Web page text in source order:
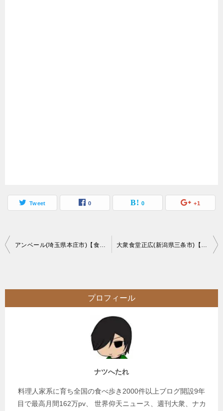
Tweet 0 0 +1
投
ビ
ゲ
アンベール(埼玉県本庄市)【食べ放題】インドカレーの土日ランチバイキング【大食い】 大衆食堂正広(新潟県三条市)【ご当地グルメ】新潟5大ラーメンの一つ三条カレーラーメンの有名店【大食い連食】
プロフィール
ナツへたれ
料理人家系に育ち全国の食べ歩き2000件以上ブログ開設9年
目で最高月間162万pv、 世界仰天ニュース、週刊大衆、ナカ